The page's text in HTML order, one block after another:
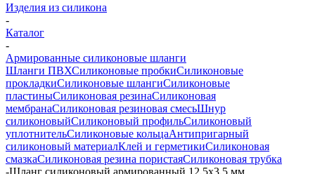
Изделия из силикона
-
Каталог
-
Армированные силиконовые шланги
Шланги ПВХСиликоновые пробкиСиликоновые
прокладкиСиликоновые шлангиСиликоновые
пластиныСиликоновая резинаСиликоновая
мембранаСиликоновая резиновая смесьШнур
силиконовыйСиликоновый профильСиликоновый
уплотнительСиликоновые кольцаАнтипригарный
силиконовый материалКлей и герметикиСиликоновая
смазкаСиликоновая резина пористаяСиликоновая трубка
-Шланг силиконовый армированный 12,5х3,5 мм